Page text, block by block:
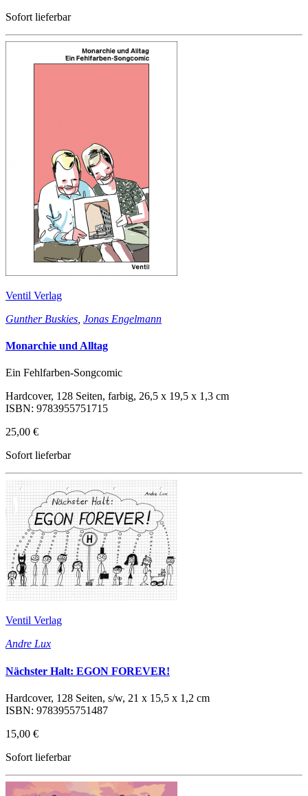
Sofort lieferbar
Ventil Verlag
Gunther Buskies Jonas Engelmann
Monarchie und Alltag
Ein Fehlfarben-Songcomic
Hardcover, 128 Seiten, farbig, 26,5 x 19,5 x 1,3 cm
ISBN: 9783955751715
25,00 €
Sofort lieferbar
Ventil Verlag
Andre Lux
Nächster Halt: EGON FOREVER!
Hardcover, 128 Seiten, s/w, 21 x 15,5 x 1,2 cm
ISBN: 9783955751487
15,00 €
Sofort lieferbar